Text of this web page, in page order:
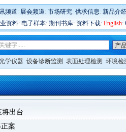
频道: 展会频道: 市场研究: 供求信息: 新品介绍
资料: 电子样本: 期刊书库: 资料下载: English:
学仪器 设备诊断监测 表面处理检测 环境检
将出台
案